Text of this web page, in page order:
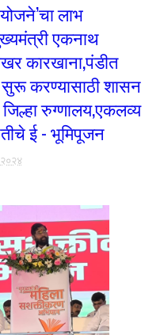
लाभ
एकनाथ
कारखाना,पंडीत
सुरू करण्यासाठी शासन
रुग्णालय,एकलव्य
ई - भूमिपूजन